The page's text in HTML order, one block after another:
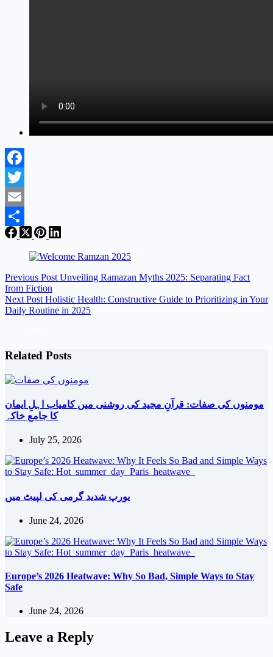
Facebook
Twitter
Email
Share
Previous Post Unveiling Ramazan Myths 2025: Separating Fact
from Fiction
Next Post Holistic Health: Constructive Guide to Prioritizing in Your
Daily Routine in 2025
Related Posts
مومنوں کی صفات: قرآنِ مجید کی روشنی میں کامیاب اہلِ ایمان
کا جامع خاکہ
July 25, 2026
یورپ شدید گرمی کی لپیٹ میں
June 24, 2026
Europe’s 2026 Heatwave: Why So Bad, Simple Ways to Stay
Safe
June 24, 2026
Leave a Reply